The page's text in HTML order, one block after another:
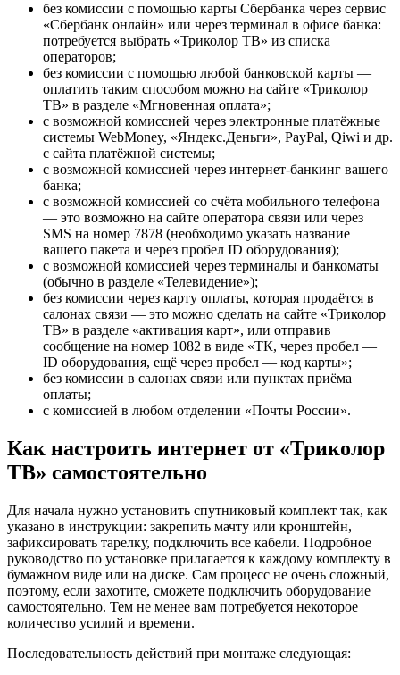
без комиссии с помощью карты Сбербанка через сервис
«Сбербанк онлайн» или через терминал в офисе банка:
потребуется выбрать «Триколор ТВ» из списка
операторов;
без комиссии с помощью любой банковской карты —
оплатить таким способом можно на сайте «Триколор
ТВ» в разделе «Мгновенная оплата»;
с возможной комиссией через электронные платёжные
системы WebMoney, «Яндекс.Деньги», PayPal, Qiwi и др.
с сайта платёжной системы;
с возможной комиссией через интернет-банкинг вашего
банка;
с возможной комиссией со счёта мобильного телефона
— это возможно на сайте оператора связи или через
SMS на номер 7878 (необходимо указать название
вашего пакета и через пробел ID оборудования);
с возможной комиссией через терминалы и банкоматы
(обычно в разделе «Телевидение»);
без комиссии через карту оплаты, которая продаётся в
салонах связи — это можно сделать на сайте «Триколор
ТВ» в разделе «активация карт», или отправив
сообщение на номер 1082 в виде «ТК, через пробел —
ID оборудования, ещё через пробел — код карты»;
без комиссии в салонах связи или пунктах приёма
оплаты;
с комиссией в любом отделении «Почты России».
Как настроить интернет от «Триколор
ТВ» самостоятельно
Для начала нужно установить спутниковый комплект так, как
указано в инструкции: закрепить мачту или кронштейн,
зафиксировать тарелку, подключить все кабели. Подробное
руководство по установке прилагается к каждому комплекту в
бумажном виде или на диске. Сам процесс не очень сложный,
поэтому, если захотите, сможете подключить оборудование
самостоятельно. Тем не менее вам потребуется некоторое
количество усилий и времени.
Последовательность действий при монтаже следующая: